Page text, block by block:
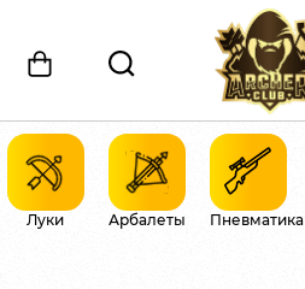
Луки Арбалеты Пневматика